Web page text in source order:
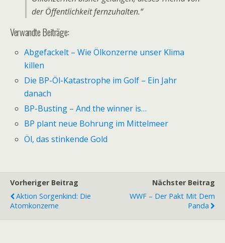
der Öffentlichkeit fernzuhalten.“
Verwandte Beiträge:
Abgefackelt – Wie Ölkonzerne unser Klima
killen
Die BP-Öl-Katastrophe im Golf – Ein Jahr
danach
BP-Busting – And the winner is…
BP plant neue Bohrung im Mittelmeer
Öl, das stinkende Gold
Vorheriger Beitrag
Aktion Sorgenkind: Die
Atomkonzerne
Nächster Beitrag
WWF – Der Pakt Mit Dem
Panda